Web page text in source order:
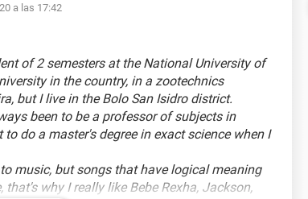
a las 17:42
of 2 semesters at the National University of
in the country, in a zootechnics
but I live in the Bolo San Isidro district.
been to be a professor of subjects in
do a master's degree in exact science when I
music, but songs that have logical meaning
why I really like Bebe Rexha, Jackson,